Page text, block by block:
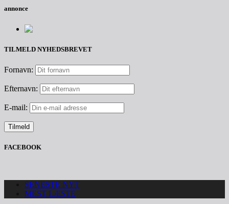
annonce
TILMELD NYHEDSBREVET
Fornavn:
Efternavn:
E-mail:
FACEBOOK
SENESTE NYT
MEST LÆSTE